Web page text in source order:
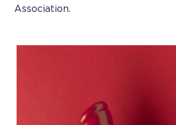
Association.